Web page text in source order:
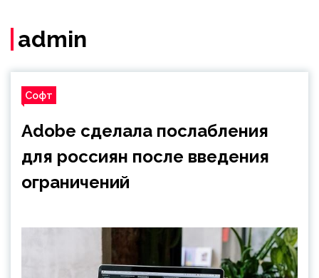
admin
Софт
Adobe сделала послабления
для россиян после введения
ограничений